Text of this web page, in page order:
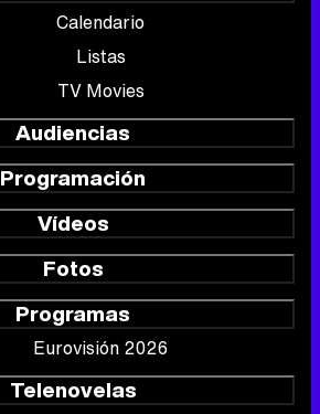
Calendario
Listas
TV Movies
Audiencias
Programación
Vídeos
Fotos
Programas
Eurovisión 2026
Telenovelas